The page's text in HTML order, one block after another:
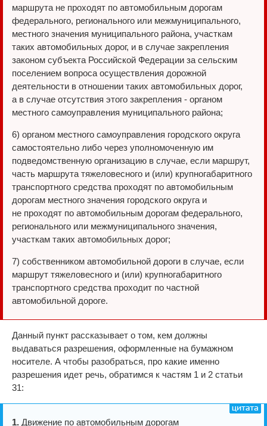
маршрута не проходят по автомобильным дорогам
федерального, регионального или межмуниципального,
местного значения муниципального района, участкам
таких автомобильных дорог, и в случае закрепления
законом субъекта Российской Федерации за сельским
поселением вопроса осуществления дорожной
деятельности в отношении таких автомобильных дорог,
а в случае отсутствия этого закрепления - органом
местного самоуправления муниципального района;
6) органом местного самоуправления городского округа
самостоятельно либо через уполномоченную им
подведомственную организацию в случае, если маршрут,
часть маршрута тяжеловесного и (или) крупногабаритного
транспортного средства проходят по автомобильным
дорогам местного значения городского округа и
не проходят по автомобильным дорогам федерального,
регионального или межмуниципального значения,
участкам таких автомобильных дорог;
7) собственником автомобильной дороги в случае, если
маршрут тяжеловесного и (или) крупногабаритного
транспортного средства проходит по частной
автомобильной дороге.
Данный пункт рассказывает о том, кем должны
выдаваться разрешения, оформленные на бумажном
носителе. А чтобы разобраться, про какие именно
разрешения идет речь, обратимся к частям 1 и 2 статьи
31:
1. Движение по автомобильным дорогам